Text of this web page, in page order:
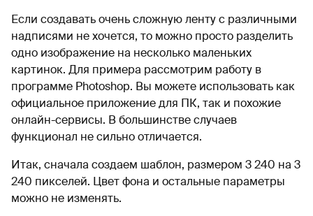
Если создавать очень сложную ленту с различными
надписями не хочется, то можно просто разделить
одно изображение на несколько маленьких
картинок. Для примера рассмотрим работу в
программе Photoshop. Вы можете использовать как
официальное приложение для ПК, так и похожие
онлайн-сервисы. В большинстве случаев
функционал не сильно отличается.
Итак, сначала создаем шаблон, размером 3 240 на 3
240 пикселей. Цвет фона и остальные параметры
можно не изменять.